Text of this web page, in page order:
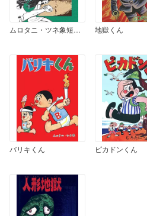
ムロタニ・ツネ象短編集 1 地獄くん
バリキくん ピカドンくん